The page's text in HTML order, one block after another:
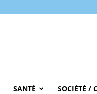
SANTÉ SOCIÉTÉ /